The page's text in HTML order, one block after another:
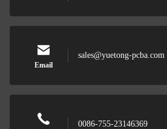
Email
sales@yuetong-pcba.com
0086-755-23146369